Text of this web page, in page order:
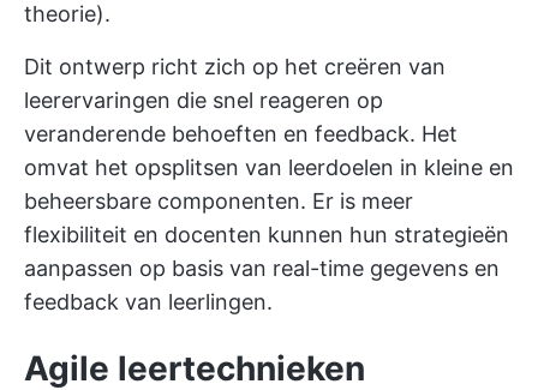
theorie).
Dit ontwerp richt zich op het creëren van
leerervaringen die snel reageren op
veranderende behoeften en feedback. Het
omvat het opsplitsen van leerdoelen in kleine en
beheersbare componenten. Er is meer
flexibiliteit en docenten kunnen hun strategieën
aanpassen op basis van real-time gegevens en
feedback van leerlingen.
Agile leertechnieken